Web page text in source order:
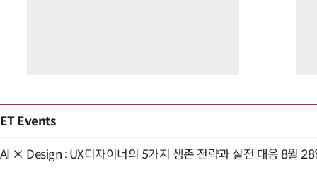
ET Events
AI × Design : UX디자이너의 5가지 생존 전략과 실전 대응 8월